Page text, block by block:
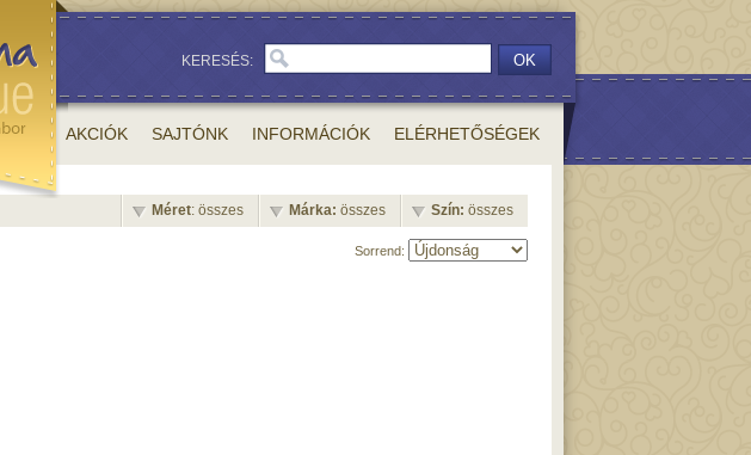
KERESÉS: OK
AKCIÓK SAJTÓNK INFORMÁCIÓK ELÉRHETŐSÉGEK
Méret: összes Márka: összes Szín: összes
Sorrend: